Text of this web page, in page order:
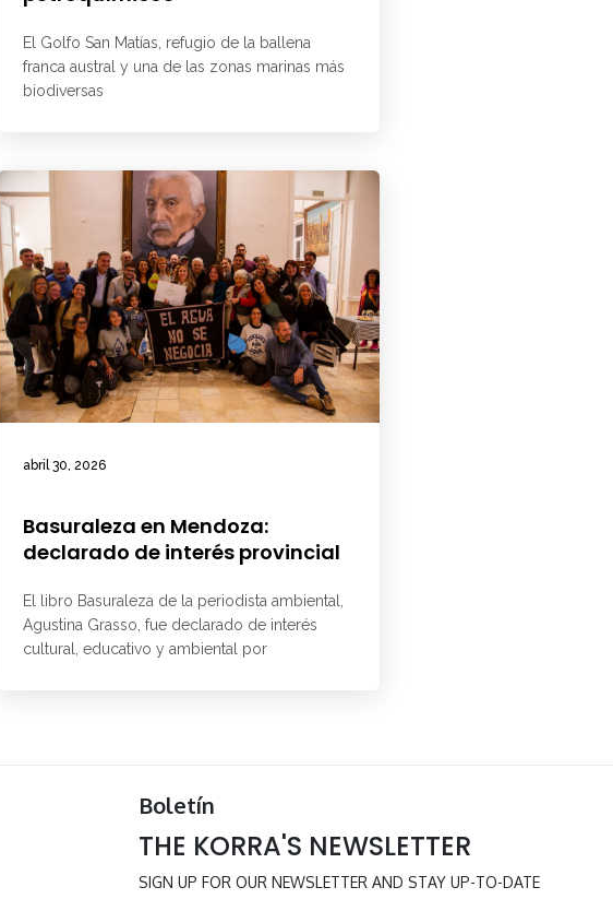
El Golfo San Matías, refugio de la ballena
franca austral y una de las zonas marinas más
biodiversas
abril 30, 2026
Basuraleza en Mendoza:
declarado de interés provincial
El libro Basuraleza de la periodista ambiental,
Agustina Grasso, fue declarado de interés
cultural, educativo y ambiental por
Boletín
THE KORRA'S NEWSLETTER
SIGN UP FOR OUR NEWSLETTER AND STAY UP-TO-DATE